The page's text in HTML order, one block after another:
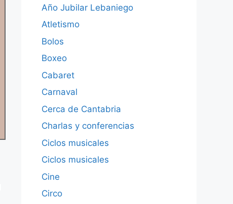
Año Jubilar Lebaniego
Atletismo
Bolos
Boxeo
Cabaret
Carnaval
Cerca de Cantabria
Charlas y conferencias
Ciclos musicales
Ciclos musicales
Cine
Circo